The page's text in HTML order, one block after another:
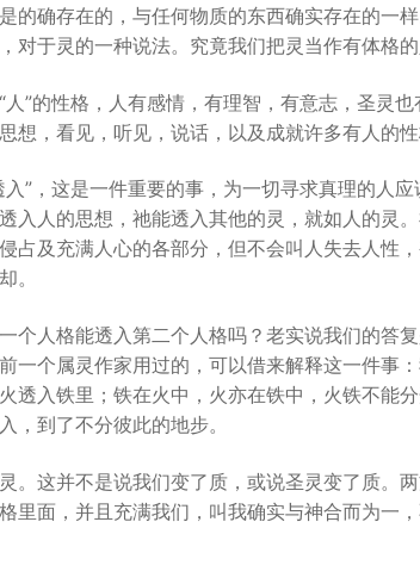
的确存在的，与任何物质的东西确实存在的一
对于灵的一种说法。究竟我们把灵当作有体格的
”的性格，人有感情，有理智，有意志，圣灵
想，看见，听见，说话，以及成就许多有人的性
”，这是一件重要的事，为一切寻求真理的人应
入人的思想，祂能透入其他的灵，就如人的灵
占及充满人心的各部分，但不会叫人失去人性
。
个人格能透入第二个人格吗？老实说我们的答
一个属灵作家用过的，可以借来解释这一件事
透入铁里；铁在火中，火亦在铁中，火铁不能
，到了不分彼此的地步。
。这并不是说我们变了质，或说圣灵变了质。
里面，并且充满我们，叫我确实与神合而为一